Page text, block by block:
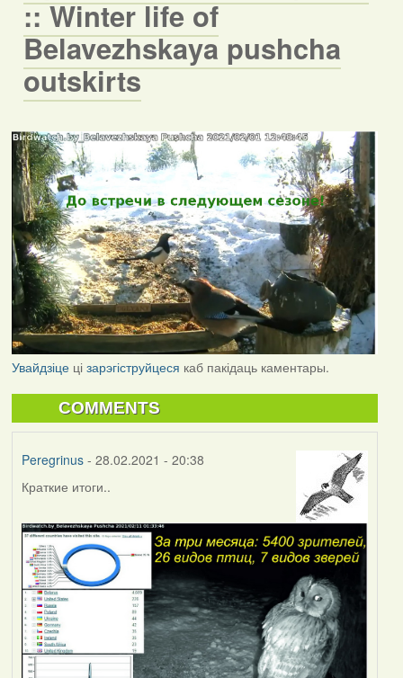
:: Winter life of
Belavezhskaya pushcha
outskirts
Увайдзіцеці зарэгіструйцеся каб пакідаць каментары.
COMMENTS
Peregrinus- 28.02.2021 - 20:38
Краткие итоги..